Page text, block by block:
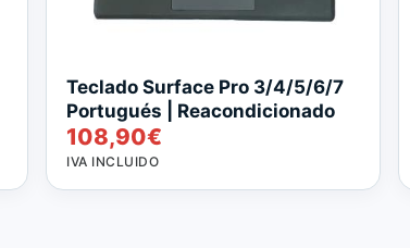
Teclado Surface Pro 3/4/5/6/7
Portugués | Reacondicionado
108,90€
IVA INCLUIDO